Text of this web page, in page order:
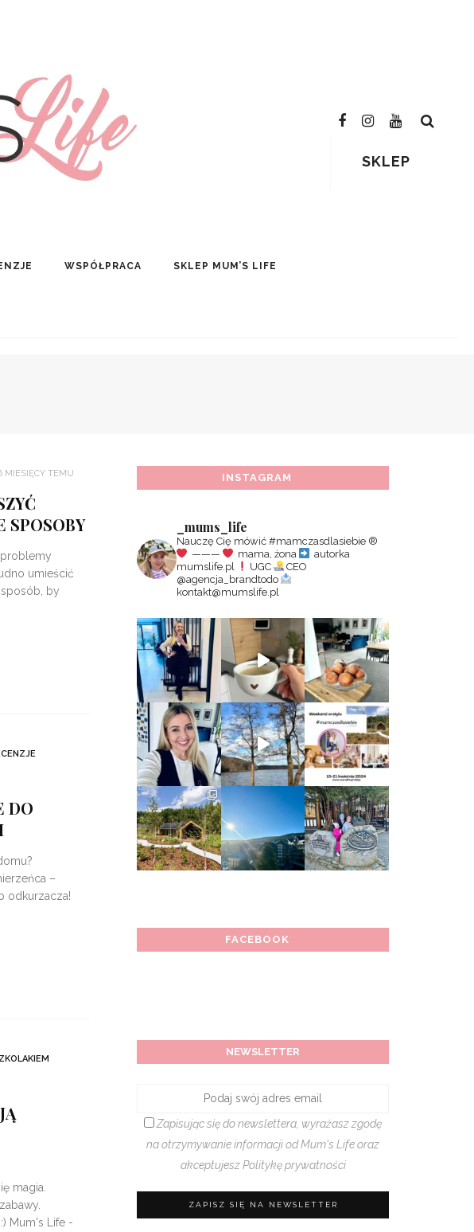
SKLEP
WSPÓŁPRACA SKLEP MUM’S LIFE
MIESIĘCY TEMU
SPOSOBY
problemy
umieścić
by
DO
–
odkurzacza!
magia.
Mum's Life -
INSTAGRAM
_mums_life
Nauczę Cię mówić #mamczasdlasiebie ®️
———
mama, żona
autorka
mumslife.pl
UGC
CEO
@agencja_brandtodo
kontakt@mumslife.pl
FACEBOOK
NEWSLETTER
Zapisując się do newslettera, wyrażasz zgodę
na otrzymywanie informacji od Mum's Life oraz
akceptujeszPolitykę prywatności